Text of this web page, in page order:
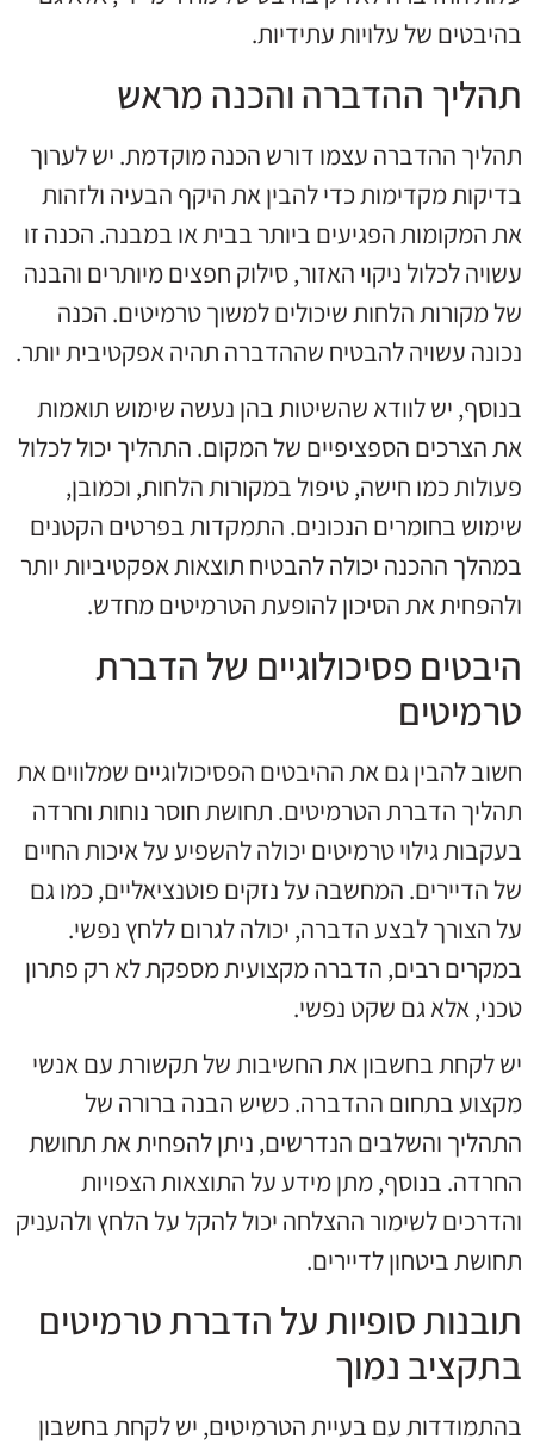
בהיבטים של עלויות עתידיות.
תהליך ההדברה והכנה מראש
תהליך ההדברה עצמו דורש הכנה מוקדמת. יש לערוך
בדיקות מקדימות כדי להבין את היקף הבעיה ולזהות
את המקומות הפגיעים ביותר בבית או במבנה. הכנה זו
עשויה לכלול ניקוי האזור, סילוק חפצים מיותרים והבנה
של מקורות הלחות שיכולים למשוך טרמיטים. הכנה
נכונה עשויה להבטיח שההדברה תהיה אפקטיבית יותר.
בנוסף, יש לוודא שהשיטות בהן נעשה שימוש תואמות
את הצרכים הספציפיים של המקום. התהליך יכול לכלול
פעולות כמו חישה, טיפול במקורות הלחות, וכמובן,
שימוש בחומרים הנכונים. התמקדות בפרטים הקטנים
במהלך ההכנה יכולה להבטיח תוצאות אפקטיביות יותר
ולהפחית את הסיכון להופעת הטרמיטים מחדש.
היבטים פסיכולוגיים של הדברת
טרמיטים
חשוב להבין גם את ההיבטים הפסיכולוגיים שמלווים את
תהליך הדברת הטרמיטים. תחושת חוסר נוחות וחרדה
בעקבות גילוי טרמיטים יכולה להשפיע על איכות החיים
של הדיירים. המחשבה על נזקים פוטנציאליים, כמו גם
על הצורך לבצע הדברה, יכולה לגרום ללחץ נפשי.
במקרים רבים, הדברה מקצועית מספקת לא רק פתרון
טכני, אלא גם שקט נפשי.
יש לקחת בחשבון את החשיבות של תקשורת עם אנשי
מקצוע בתחום ההדברה. כשיש הבנה ברורה של
התהליך והשלבים הנדרשים, ניתן להפחית את תחושת
החרדה. בנוסף, מתן מידע על התוצאות הצפויות
והדרכים לשימור ההצלחה יכול להקל על הלחץ ולהעניק
תחושת ביטחון לדיירים.
תובנות סופיות על הדברת טרמיטים
בתקציב נמוך
בהתמודדות עם בעיית הטרמיטים, יש לקחת בחשבון